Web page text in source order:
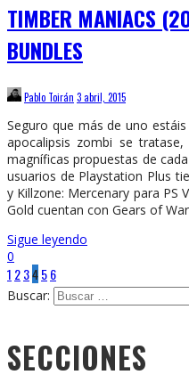
TIMBER MANIACS
BUNDLES
Pablo Toirán 3 abril, 2015
Seguro que más de uno
apocalipsis zombi se
magníficas propuestas de
usuarios de Playstation Plus
y Killzone: Mercenary para PS
Gold cuentan con Gears of
Sigue leyendo
0
1 23456
Buscar:
SECCIONES